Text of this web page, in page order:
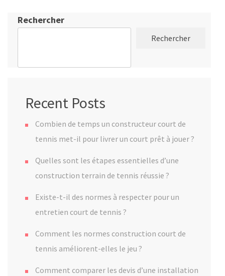
Rechercher
Rechercher
Recent Posts
Combien de temps un constructeur court de
tennis met-il pour livrer un court prêt à jouer ?
Quelles sont les étapes essentielles d’une
construction terrain de tennis réussie ?
Existe-t-il des normes à respecter pour un
entretien court de tennis ?
Comment les normes construction court de
tennis améliorent-elles le jeu ?
Comment comparer les devis d’une installation